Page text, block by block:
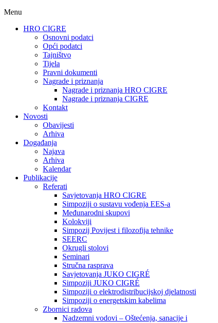
Menu
HRO CIGRE
Osnovni podatci​
Opći podatci
Tajništvo
Tijela
Pravni dokumenti
Nagrade i priznanja
Nagrade i priznanja HRO CIGRE
Nagrade i priznanja CIGRE
Kontakt
Novosti
Obavijesti
Arhiva
Događanja
Najava
Arhiva
Kalendar
Publikacije
Referati
Savjetovanja HRO CIGRE
Simpoziji o sustavu vođenja EES-a
Međunarodni skupovi
Kolokviji​
Simpozij Povijest i filozofija tehnike
SEERC
Okrugli stolovi
Seminari​
Stručna rasprava​
Savjetovanja JUKO CIGRÉ
Simpoziji JUKO CIGRÉ
Simpoziji o elektrodistribucijskoj djelatnosti
Simpoziji o energetskim kabelima
Zbornici radova
Nadzemni vodovi – Oštećenja, sanacije i